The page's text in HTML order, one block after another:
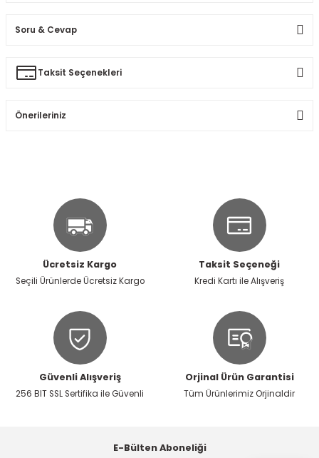
Soru & Cevap
Taksit Seçenekleri
Önerileriniz
Ürün resmi kalitesiz, bozuk veya görüntülenemiyor.
Ürün açıklamasında eksik bilgiler bulunuyor.
Ürün bilgilerinde hatalar bulunuyor.
Ürün fiyatı diğer sitelerden daha pahalı.
Ücretsiz Kargo
Seçili Ürünlerde Ücretsiz Kargo
Taksit Seçeneği
Kredi Kartı ile Alışveriş
Güvenli Alışveriş
256 BIT SSL Sertifika ile Güvenli
Orjinal Ürün Garantisi
Tüm Ürünlerimiz Orjinaldir
E-Bülten Aboneliği